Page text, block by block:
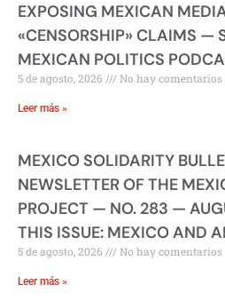
EXPOSING MEXICAN
«CENSORSHIP» CLAIMS —
MEXICAN POLITICS
5 de agosto, 2026 No hay comentarios
Leer más »
MEXICO SOLIDARITY
NEWSLETTER OF THE
PROJECT — NO. 283 —
THIS ISSUE: MEXICO AND
5 de agosto, 2026 No hay comentarios
Leer más »